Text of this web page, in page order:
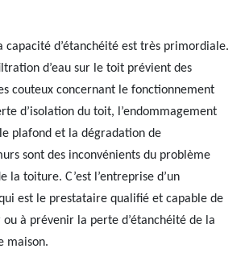
capacité d’étanchéité est très primordiale.
d’eau sur le toit prévient des
couteux concernant le fonctionnement
d’isolation du toit, l’endommagement
plafond et la dégradation de
sont des inconvénients du problème
la toiture. C’est l’entreprise d’un
est le prestataire qualifié et capable de
à prévenir la perte d’étanchéité de la
maison.